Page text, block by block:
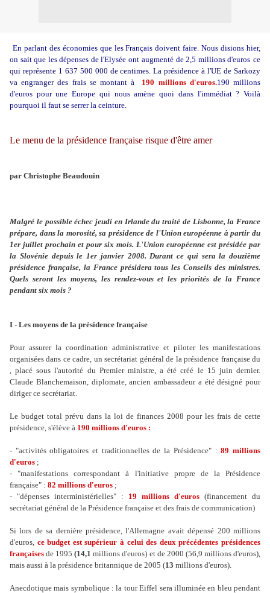
En parlant des économies que les Français doivent faire. Nous disions hier,
on sait que les dépenses de l'Elysée ont augmenté de 2,5 millions d'euros ce
qui représente 1 637 500 000 de centimes. La présidence à l'UE de Sarkozy
va engranger des frais se montant à 190 millions d'euros.190 millions
d'euros pour une Europe qui nous amène quoi dans l'immédiat ? Voilà
pourquoi il faut se serrer la ceinture.
Le menu de la présidence française risque d'être amer
par Christophe Beaudouin
Malgré le possible échec jeudi en Irlande du traité de Lisbonne, la France
prépare, dans la morosité, sa présidence de l'Union européenne à partir du
1er juillet prochain et pour six mois. L'Union européenne est présidée par
la Slovénie depuis le 1er janvier 2008. Durant ce qui sera la douzième
présidence française, la France présidera tous les Conseils des ministres.
Quels seront les moyens, les rendez-vous et les priorités de la France
pendant six mois ?
I - Les moyens de la présidence française
Pour assurer la coordination administrative et piloter les manifestations
organisées dans ce cadre, un secrétariat général de la présidence française du
, placé sous l'autorité du Premier ministre, a été créé le 15 juin dernier.
Claude Blanchemaison, diplomate, ancien ambassadeur a été désigné pour
diriger ce secrétariat.
Le budget total prévu dans la loi de finances 2008 pour les frais de cette
présidence, s'élève à 190 millions d'euros :
- "activités obligatoires et traditionnelles de la Présidence" :89 millions
d'euros ;
- "manifestations correspondant à l'initiative propre de la Présidence
française" : 82 millions d'euros ;
- "dépenses interministérielles" : 19 millions d'euros (financement du
secrétariat général de la Présidence française et des frais de communication)
Si lors de sa dernière présidence, l'Allemagne avait dépensé 200 millions
d'euros, ce budget est supérieur à celui des deux précédentes présidences
françaises de 1995(14,1 millions d'euros) et de 2000 (56,9 millions d'euros),
mais aussi à la présidence britannique de 2005 (13 millions d'euros).
Anecdotique mais symbolique : la tour Eiffel sera illuminée en bleu pendant